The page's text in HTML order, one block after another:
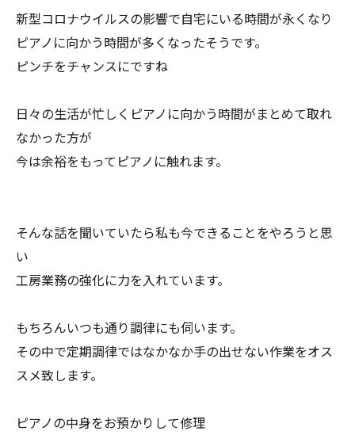
新型コロナウイルスの影響で自宅にいる時間が永くなり
ピアノに向かう時間が多くなったそうです。
ピンチをチャンスにですね
日々の生活が忙しくピアノに向かう時間がまとめて取れ
なかった方が
今は余裕をもってピアノに触れます。
そんな話を聞いていたら私も今できることをやろうと思
い
工房業務の強化に力を入れています。
もちろんいつも通り調律にも伺います。
その中で定期調律ではなかなか手の出せない作業をオス
スメ致します。
ピアノの中身をお預かりして修理